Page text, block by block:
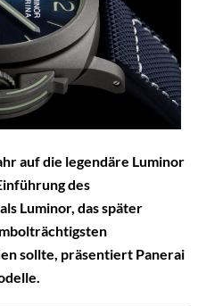
auf die legendäre Luminor
des
Luminor, das später
sollte, präsentiert Panerai